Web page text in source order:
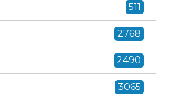
511
2768
2490
3065